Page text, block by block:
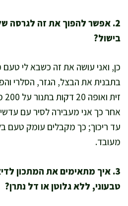
2. אפשר להפוך את זה לגרסה
בישול?
כן, ואני עושה את זה כשבא לי טעם
בתבנית את הבצל, הגזר, הסלרי
אחר כך אני מעבירה לסיר עם
עד ריכוך; כך מקבלים עומק טעם
מעובד.
3. איך מתאימים את המתכון
טבעוני, ללא גלוטן או דל נתרן?